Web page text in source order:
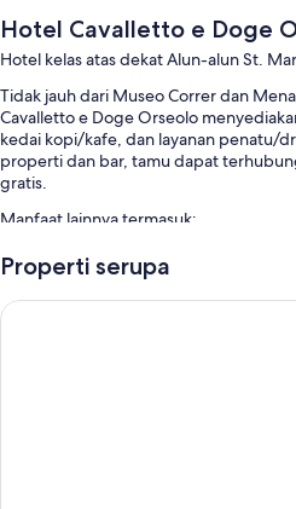
Hotel Cavalletto e Doge
Hotel kelas atas dekat Alun-alun St.
Tidak jauh dari Museo Correr dan
Cavalletto e Doge Orseolo
kedai kopi/kafe, dan layanan penatu/
properti dan bar, tamu dapat
gratis.
Manfaat lainnya termasuk:
TV di lobi, brankas di resepsionis,
Properti serupa
Hotel Bella Venezia